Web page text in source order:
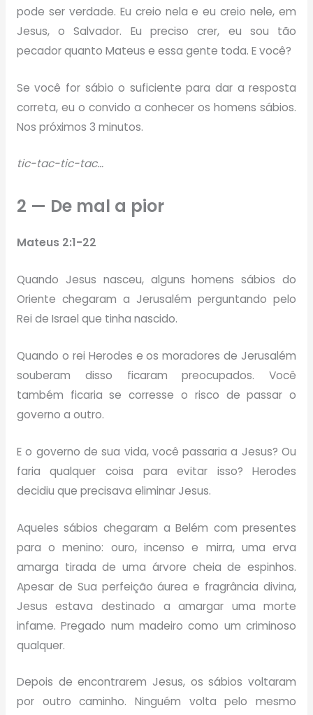
pode ser verdade. Eu creio nela e eu creio nele, em
Jesus, o Salvador. Eu preciso crer, eu sou tão
pecador quanto Mateus e essa gente toda. E você?
Se você for sábio o suficiente para dar a resposta
correta, eu o convido a conhecer os homens sábios.
Nos próximos 3 minutos.
tic-tac-tic-tac…
2 — De mal a pior
Mateus 2:1-22
Quando Jesus nasceu, alguns homens sábios do
Oriente chegaram a Jerusalém perguntando pelo
Rei de Israel que tinha nascido.
Quando o rei Herodes e os moradores de Jerusalém
souberam disso ficaram preocupados. Você
também ficaria se corresse o risco de passar o
governo a outro.
E o governo de sua vida, você passaria a Jesus? Ou
faria qualquer coisa para evitar isso? Herodes
decidiu que precisava eliminar Jesus.
Aqueles sábios chegaram a Belém com presentes
para o menino: ouro, incenso e mirra, uma erva
amarga tirada de uma árvore cheia de espinhos.
Apesar de Sua perfeição áurea e fragrância divina,
Jesus estava destinado a amargar uma morte
infame. Pregado num madeiro como um criminoso
qualquer.
Depois de encontrarem Jesus, os sábios voltaram
por outro caminho. Ninguém volta pelo mesmo